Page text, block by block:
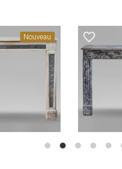
Nouveau favorite_border